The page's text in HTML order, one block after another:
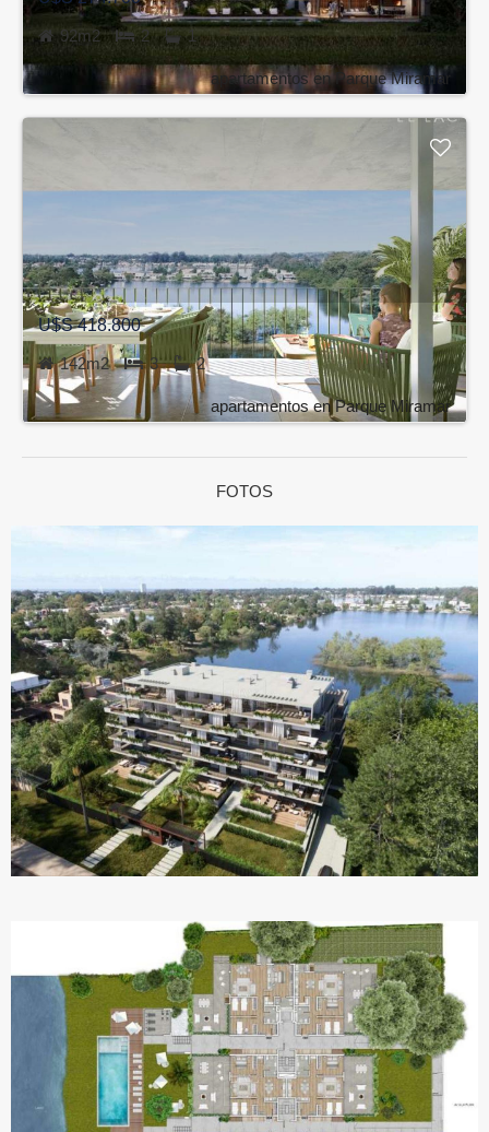
92m2 2 1
apartamentos en Parque Miramar
U$S 418.800
142m2 3 2
apartamentos en Parque Miramar
FOTOS